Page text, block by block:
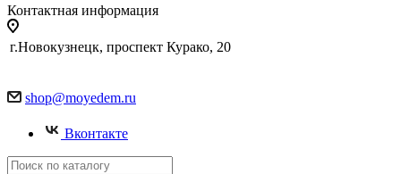
Контактная информация
г.Новокузнецк, проспект Курако, 20
shop@moyedem.ru
Вконтакте